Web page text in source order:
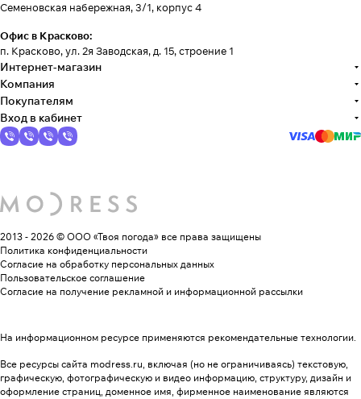
Семеновская набережная, 3/1, корпус 4
Офис в Красково:
п. Красково, ул. 2я Заводская, д. 15, строение 1
Интернет-магазин
Компания
Покупателям
Вход в кабинет
2013 - 2026 © ООО «Твоя погода» все права защищены
Политика конфиденциальности
Согласие на обработку персональных данных
Пользовательское соглашение
Согласие на получение рекламной и информационной рассылки
На информационном ресурсе применяются рекомендательные технологии.
Все ресурсы сайта modress.ru, включая (но не ограничиваясь) текстовую,
графическую, фотографическую и видео информацию, структуру, дизайн и
оформление страниц, доменное имя, фирменное наименование являются